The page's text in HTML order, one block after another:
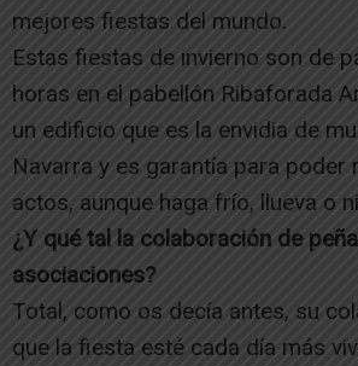
mejores fiestas del mundo.
Estas fiestas de invierno son de
horas en el pabellón Ribaforada
un edificio que es la envidia de
Navarra y es garantía para poder
actos, aunque haga frío, llueva o
¿Y qué tal la colaboración de
asociaciones?
Total, como os decía antes, su
que la fiesta esté cada día más